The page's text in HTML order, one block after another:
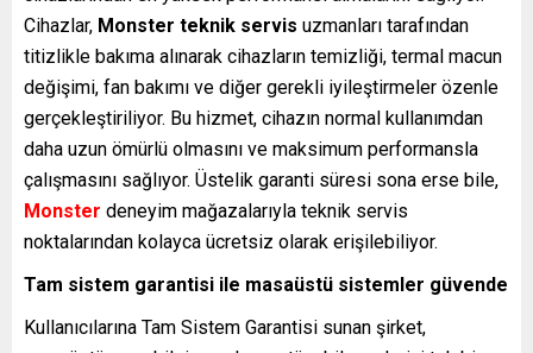
Cihazlar, Monster teknik servis uzmanları tarafından
titizlikle bakıma alınarak cihazların temizliği, termal macun
değişimi, fan bakımı ve diğer gerekli iyileştirmeler özenle
gerçekleştiriliyor. Bu hizmet, cihazın normal kullanımdan
daha uzun ömürlü olmasını ve maksimum performansla
çalışmasını sağlıyor. Üstelik garanti süresi sona erse bile,
Monster deneyim mağazalarıyla teknik servis
noktalarından kolayca ücretsiz olarak erişilebiliyor.
Tam sistem garantisi ile masaüstü sistemler güvende
Kullanıcılarına Tam Sistem Garantisi sunan şirket,